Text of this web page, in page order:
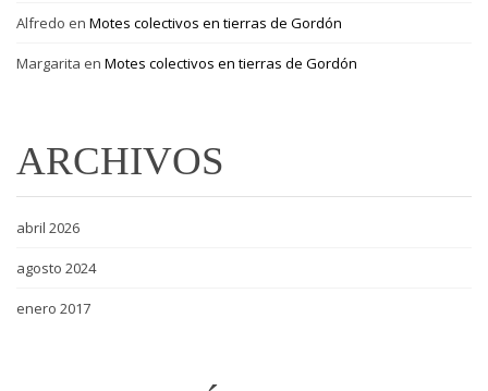
Alfredo en Motes colectivos en tierras de Gordón
Margarita en Motes colectivos en tierras de Gordón
ARCHIVOS
abril 2026
agosto 2024
enero 2017